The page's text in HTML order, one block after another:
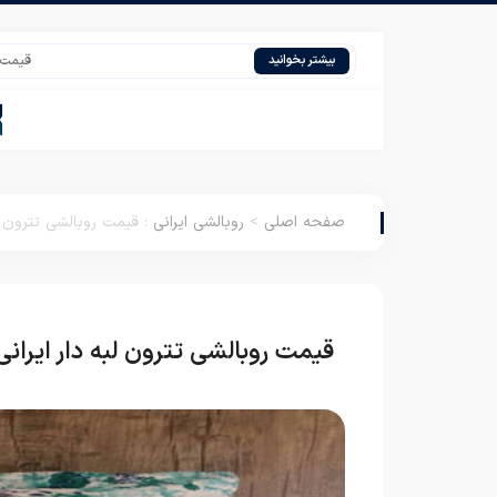
بیشتر بخوانید قیمت پتو تک
صفحه اصلی > روبالشی ایرانی : قیمت روبالشی تترون
قیمت روبالشی تترون لبه دار